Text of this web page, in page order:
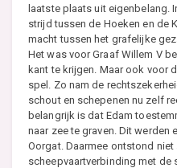
laatste plaats uit eigenbelang.
strijd tussen de Hoeken en de
macht tussen het grafelijke
Het was voor Graaf Willem V
kant te krijgen. Maar ook voor
spel. Zo nam de
schout en schepenen nu zelf
belangrijk is dat Edam
naar zee te graven. Dit werden
Oorgat. Daarmee ontstond niet
scheepvaartverbinding met de